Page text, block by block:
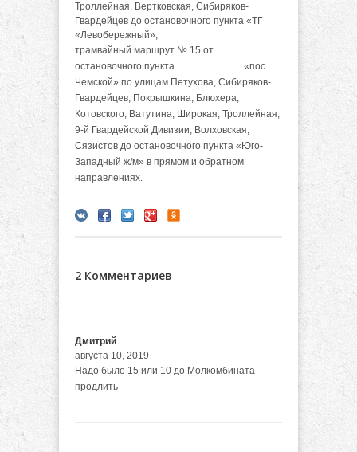
Троллейная, Вертковская, Сибиряков-
Гвардейцев до остановочного пункта «ТГ
«Левобережный»;
трамвайный маршрут № 15 от
остановочного пункта «пос.
Чемской» по улицам Петухова, Сибиряков-
Гвардейцев, Покрышкина, Блюхера,
Котовского, Ватутина, Широкая, Троллейная,
9-й Гвардейской Дивизии, Волховская,
Сязистов до остановочного пункта «Юго-
Западный ж/м» в прямом и обратном
направлениях.
2 Комментариев
Дмитрий
августа 10, 2019
Надо было 15 или 10 до Молкомбината
продлить